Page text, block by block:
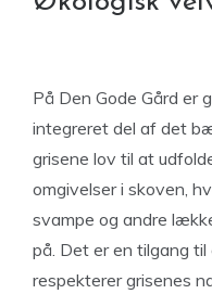
På Den Gode Gård er
integreret del af det
grisene lov til at
omgivelser i skoven,
svampe og andre
på. Det er en tilgang
respekterer grisenes